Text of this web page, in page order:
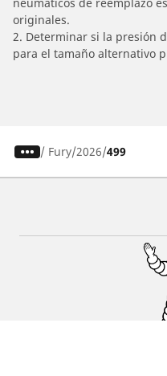
originales.
2. Determinar si la presión
para el tamaño alternativo
/ Fury 2026 499